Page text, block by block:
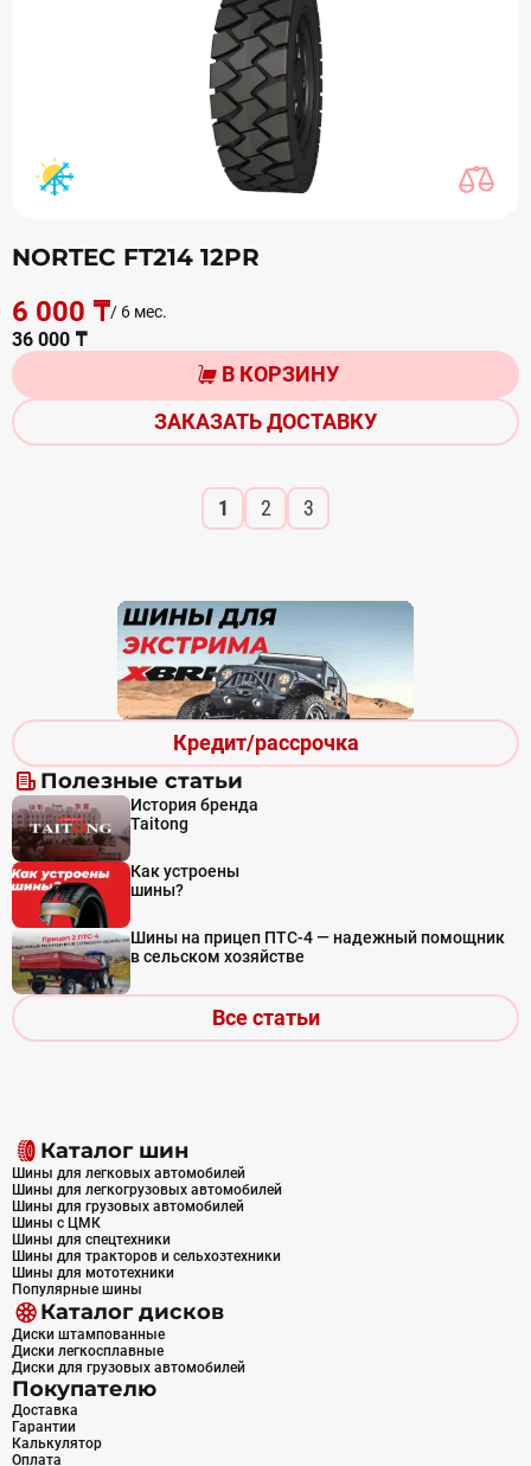
Кредит/рассрочка
Полезные статьи
История бренда
Taitong
Как устроены
шины?
Шины на прицеп ПТС-4 — надежный помощник
в сельском хозяйстве
Все статьи
NORTEC FT214 12PR
6 000 ₸/ 6 мес.
36 000 ₸
В КОРЗИНУ
ЗАКАЗАТЬ ДОСТАВКУ
1 2 3
Каталог шин
Шины для легковых автомобилей
Шины для легкогрузовых автомобилей
Шины для грузовых автомобилей
Шины с ЦМК
Шины для спецтехники
Шины для тракторов и сельхозтехники
Шины для мототехники
Популярные шины
Каталог дисков
Диски штампованные
Диски легкосплавные
Диски для грузовых автомобилей
Покупателю
Доставка
Гарантии
Калькулятор
Оплата